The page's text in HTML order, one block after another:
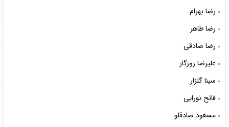
رضا بهرام
رضا طاهر
رضا صادقی
علیرضا روزگار
سینا گلزار
فاتح نورایی
مسعود صادقلو